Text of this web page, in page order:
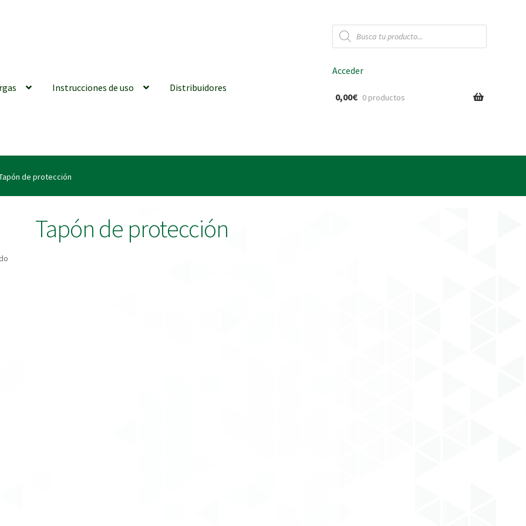
Búsqueda
de
productos
Instrucciones de uso Distribuidores
generales Conexiones CAD CAM
| Tienda Online!
Acceder
0,00€ 0 productos
de protección
Tapón de protección